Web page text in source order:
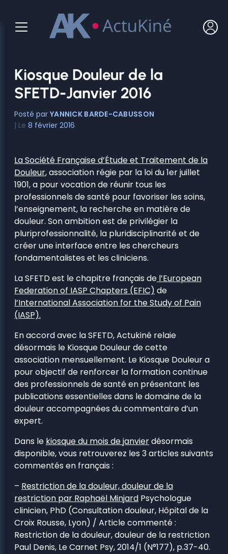
contenu
Kiosque Douleur de la
SFETD-Janvier 2016
YANNICK BARDE-CABUSSON
8 février 2016
La Société Française d’Étude et Traitement de la
Douleur, association régie par la loi du 1er juillet
1901, a pour vocation de réunir tous les
professionnels de santé pour favoriser les soins,
l’enseignement, la recherche en matière de
douleur. Son ambition est de privilégier la
pluriprofessionnalité, la pluridisciplinarité et de
créer une interface entre les chercheurs
fondamentalistes et les cliniciens.
La SFETD est le chapitre français de l’European
Federation of IASP Chapters (EFIC) de
l’International Association for the Study of Pain
(IASP).
En accord avec la SFETD, Actukiné relaie
désormais le Kiosque Douleur de cette
association mensuellement. Le Kiosque Douleur a
pour objectif de renforcer la formation continue
des professionnels de santé en présentant les
publications essentielles dans le domaine de la
douleur accompagnées du commentaire d’un
expert.
Dans le kiosque du mois de janvierdésormais
disponible, vous retrouverez les 3 articles suivants
commentés en français :
– Restriction de la douleur, douleur de la
restriction par Raphaël Minjard Psychologue
clinicien, PhD (Consultation douleur, Hôpital de la
Croix Rousse, Lyon) / Article commenté :
Restriction de la douleur, douleur de la restriction
Paul Denis, Le Carnet Psy, 2014/1 (N°177), p.37-40.